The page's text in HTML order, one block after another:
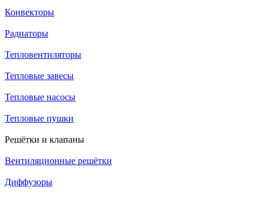
Конвекторы
Радиаторы
Тепловентиляторы
Тепловые завесы
Тепловые насосы
Тепловые пушки
Решётки и клапаны
Вентиляционные решётки
Диффузоры